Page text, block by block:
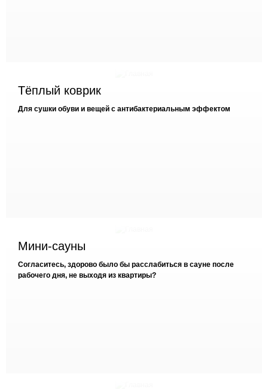
Тёплый коврик
Для сушки обуви и вещей с антибактериальным эффектом
Мини-сауны
Согласитесь, здорово было бы расслабиться в сауне после
рабочего дня, не выходя из квартиры?